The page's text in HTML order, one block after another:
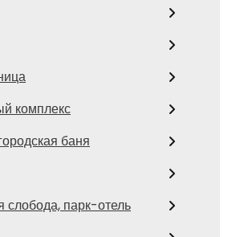
комплекс
баня
слобода, парк-отель